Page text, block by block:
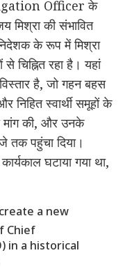
Officer के
मिश्रा की संभावित
के रूप में मिश्रा
चिह्नित रहा है। यहां
है, जो गहन बहस
निहित स्वार्थी समूहों के
मांग की, और उनके
तक पहुंचा दिया।
घटाया गया था,
a new
Chief
in a historical